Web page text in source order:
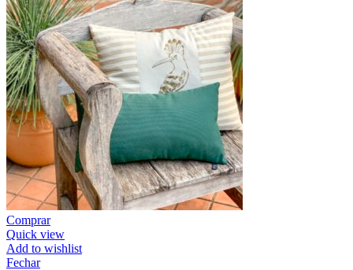
Comprar
Quick view
Add to wishlist
Fechar